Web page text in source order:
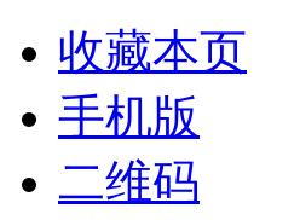
收藏本页
手机版
二维码